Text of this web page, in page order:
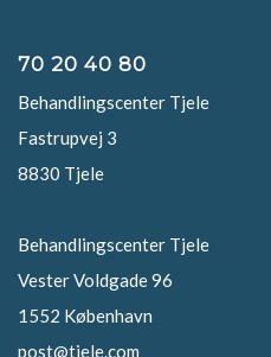
70 20 40 80
Behandlingscenter Tjele
Fastrupvej 3
8830 Tjele
Behandlingscenter Tjele
Vester Voldgade 96
1552 København
post@tjele.com